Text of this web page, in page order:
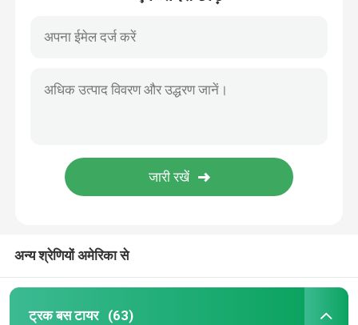
अन्य श्रेणियों अमेरिका से
ट्रक बस टायर (63)